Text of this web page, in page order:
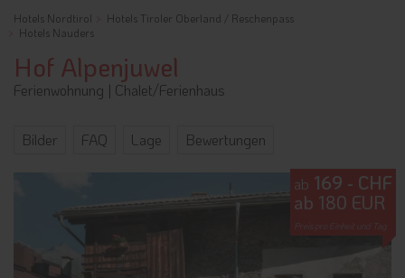
Hotels Nordtirol
Hotels Tiroler Oberland / Reschenpass
Hotels Nauders
Hof Alpenjuwel
Ferienwohnung | Chalet/Ferienhaus
Bilder FAQ Lage Bewertungen
ab 169 - CHF
ab 180 EUR